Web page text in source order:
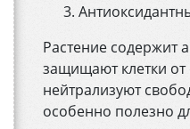
Растение содержит
защищают клетки от
нейтрализуют
особенно полезно